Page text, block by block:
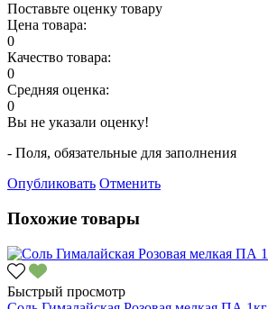
Поставьте оценку товару
Цена товара:
0
Качество товара:
0
Средняя оценка:
0
Вы не указали оценку!
- Поля, обязательные для заполнения
Опубликовать Отменить
Похожие товары
Быстрый просмотр